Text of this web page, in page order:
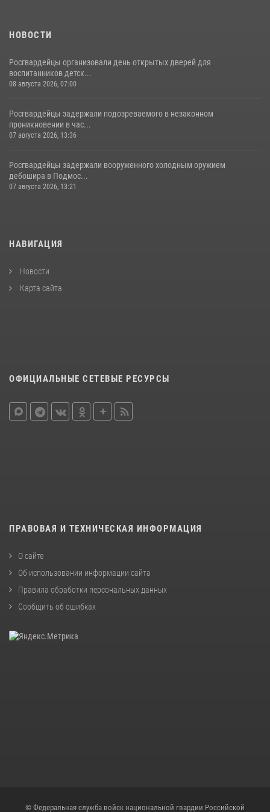
НОВОСТИ
Росгвардейцы организовали день открытых дверей для
воспитанников детск...
08 августа 2026, 07:00
Росгвардейцы задержали подозреваемого в незаконном
проникновении в час...
07 августа 2026, 13:36
Росгвардейцы задержали вооруженного холодным оружием
дебошира в Подмос...
07 августа 2026, 13:21
НАВИГАЦИЯ
Новости
Карта сайта
ОФИЦИАЛЬНЫЕ СЕТЕВЫЕ РЕСУРСЫ
ПРАВОВАЯ И ТЕХНИЧЕСКАЯ ИНФОРМАЦИЯ
О сайте
Об использовании информации сайта
Правила обработки персональных данных
Сообщить об ошибках
© Федеральная служба войск национальной гвардии Российской